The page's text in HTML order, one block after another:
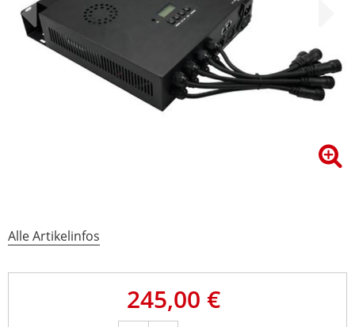
Alle Artikelinfos
245,00 €